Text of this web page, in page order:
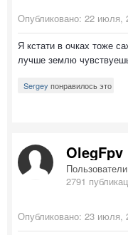
Опубликовано: 22 июля,
Я кстати в очках тоже
лучше землю
Sergey понравилось это
OlegFpv
Пользователи
2791
Опубликовано: 23 июля,